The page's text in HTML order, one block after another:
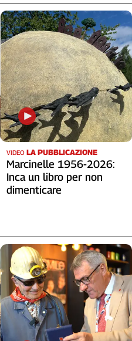
VIDEO LA PUBBLICAZIONE
Marcinelle 1956-2026:
Inca un libro per non
dimenticare